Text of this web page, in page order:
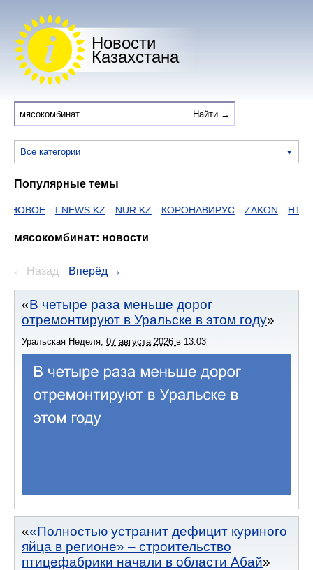
Новости
Казахстана
Все категории
Популярные темы
I-NEWS KZ NUR KZ КОРОНАВИРУС ZAKON HTTPS
мясокомбинат: новости
← Назад Вперёд →
В четыре раза меньше дорог
отремонтируют в Уральске в этом году
Уральская Неделя, 07 августа 2026 в 13:03
«Полностью устранит дефицит куриного
яйца в регионе» – строительство
птицефабрики начали в области Абай